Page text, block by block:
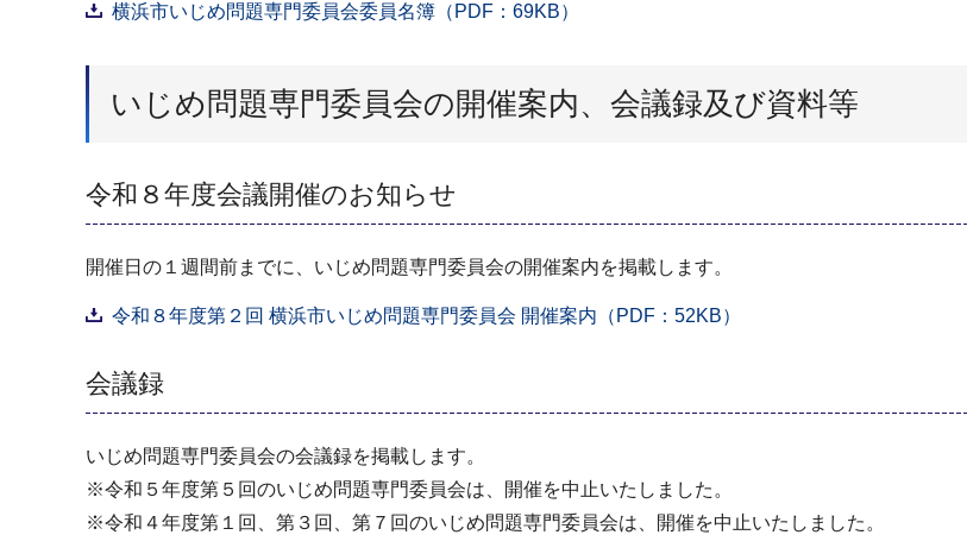
横浜市いじめ問題専門委員会委員名簿（PDF：69KB）
いじめ問題専門委員会の開催案内、会議録及び資料等
令和８年度会議開催のお知らせ
開催日の１週間前までに、いじめ問題専門委員会の開催案内を掲載します。
令和８年度第２回 横浜市いじめ問題専門委員会 開催案内（PDF：52KB）
会議録
いじめ問題専門委員会の会議録を掲載します。
※令和５年度第５回のいじめ問題専門委員会は、開催を中止いたしました。
※令和４年度第１回、第３回、第７回のいじめ問題専門委員会は、開催を中止いたしました。